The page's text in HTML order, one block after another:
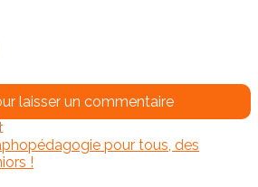
laisser un commentaire